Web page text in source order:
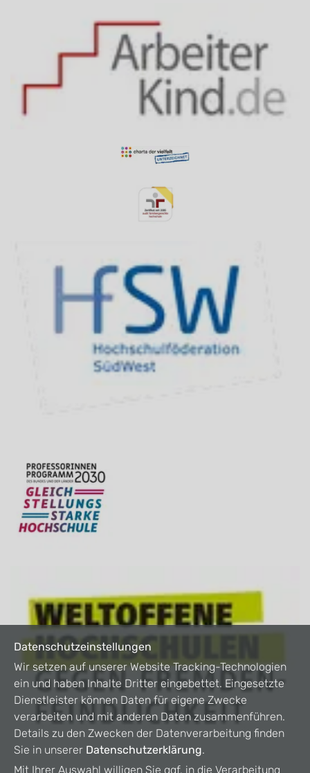
Datenschutzeinstellungen
Wir setzen auf unserer Website Tracking-Technologien
ein und haben Inhalte Dritter eingebettet. Eingesetzte
Dienstleister können Daten für eigene Zwecke
verarbeiten und mit anderen Daten zusammenführen.
Details zu den Zwecken der Datenverarbeitung finden
Sie in unserer Datenschutzerklärung.
Mit Ihrer Auswahl willigen Sie ggf. in die Verarbeitung